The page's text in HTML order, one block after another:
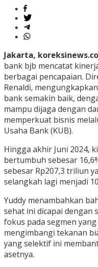
Jakarta,
bank bjb mencatat
berbagai pencapaian.
Renaldi,
bank semakin baik,
mampu dijaga dengan
memperkuat bisnis
Usaha Bank (KUB).
Hingga akhir Juni 2024,
bertumbuh sebesar
sebesar Rp207,3 triliun
selangkah lagi menjadi
Yuddy menambahkan
sehat ini dicapai dengan
fokus pada segmen
mengimbangi tekanan
yang selektif ini
asetnya.